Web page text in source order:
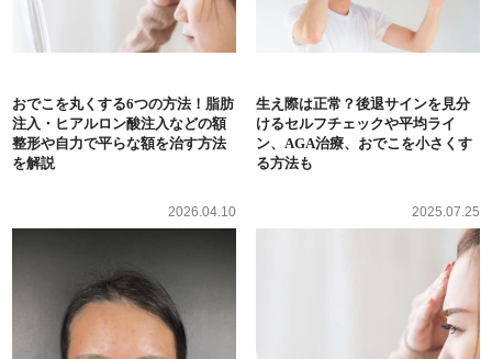
おでこを丸くする6つの方法！脂肪
注入・ヒアルロン酸注入などの額
整形や自力で平らな額を治す方法
を解説
生え際は正常？後退サインを見分
けるセルフチェックや平均ライ
ン、AGA治療、おでこを小さくす
る方法も
2026.04.10 2025.07.25